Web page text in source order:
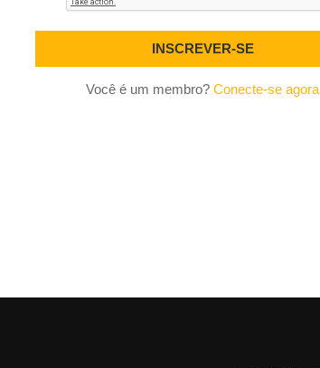
Você é um membro? Conecte-se agora